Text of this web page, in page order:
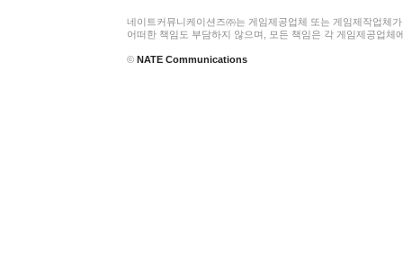
네이트커뮤니케이션즈㈜는 게임제공업체 또는 게임제작업체
어떠한 책임도 부담하지 않으며, 모든 책임은 각 게임제공업체
© NATE Communications